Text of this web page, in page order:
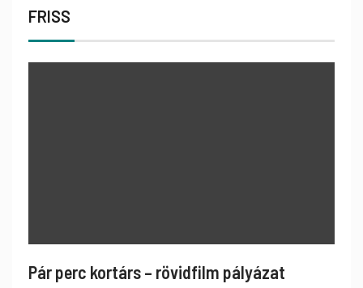
FRISS
Pár perc kortárs – rövidfilm pályázat